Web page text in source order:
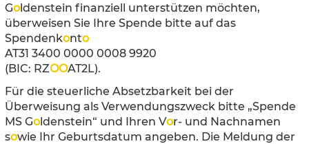
Goldenstein finanziell unterstützen möchten,
überweisen Sie Ihre Spende bitte auf das
Spendenkonto
AT31 3400 0000 0008 9920
(BIC: RZOOAT2L).
Für die steuerliche Absetzbarkeit bei der
Überweisung als Verwendungszweck bitte „Spende
MS Goldenstein“ und Ihren Vor- und Nachnamen
sowie Ihr Geburtsdatum angeben. Die Meldung der